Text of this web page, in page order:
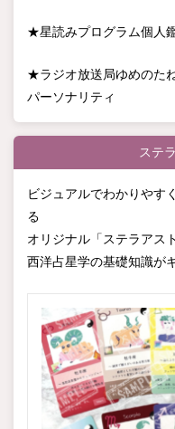
★星読みプログラム個人
★ラジオ放送局ゆめのた
パーソナリティ
ステ
ビジュアルでわかりやす
る
オリジナル「ステラアス
西洋占星学の基礎知識が